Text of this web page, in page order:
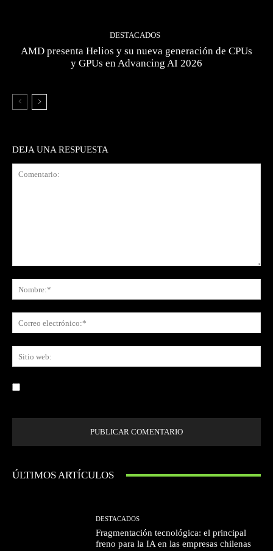
DESTACADOS
AMD presenta Helios y su nueva generación de CPUs
y GPUs en Advancing AI 2026
DEJA UNA RESPUESTA
ÚLTIMOS ARTÍCULOS
DESTACADOS
Fragmentación tecnológica: el principal
freno para la IA en las empresas chilenas